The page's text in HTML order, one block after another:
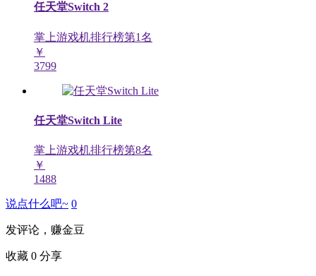
任天堂Switch 2
掌上游戏机排行榜第1名
￥
3799
任天堂Switch Lite
掌上游戏机排行榜第8名
￥
1488
说点什么吧~ 0
发评论，赚金豆
收藏 0 分享